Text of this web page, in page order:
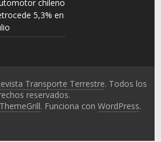
chileno
5,3% en
Transporte Terrestre. Todos los
reservados.
ThemeGrill. Funciona conWordPress.